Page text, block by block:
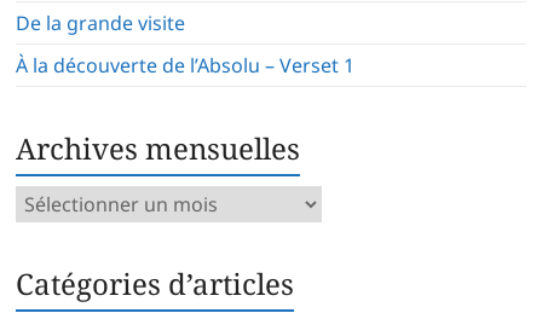
De la grande visite
À la découverte de l’Absolu – Verset 1
Archives mensuelles
Archives
Catégories d’articles